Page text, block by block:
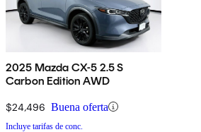
2025 Mazda CX-5 2.5 S
Carbon Edition AWD
$24,496 Buena oferta
Incluye tarifas de conc.